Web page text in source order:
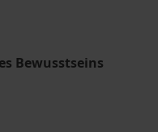
Bewusstseins